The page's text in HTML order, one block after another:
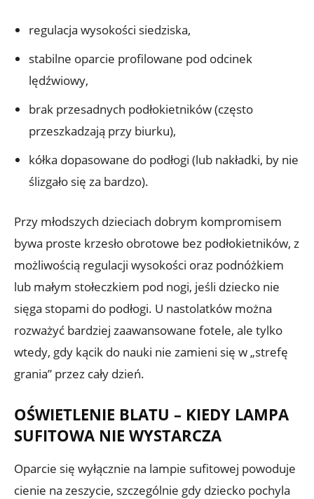
regulacja wysokości siedziska,
stabilne oparcie profilowane pod odcinek
lędźwiowy,
brak przesadnych podłokietników (często
przeszkadzają przy biurku),
kółka dopasowane do podłogi (lub nakładki, by nie
ślizgało się za bardzo).
Przy młodszych dzieciach dobrym kompromisem
bywa proste krzesło obrotowe bez podłokietników, z
możliwością regulacji wysokości oraz podnóżkiem
lub małym stołeczkiem pod nogi, jeśli dziecko nie
sięga stopami do podłogi. U nastolatków można
rozważyć bardziej zaawansowane fotele, ale tylko
wtedy, gdy kącik do nauki nie zamieni się w „strefę
grania” przez cały dzień.
OŚWIETLENIE BLATU – KIEDY LAMPA
SUFITOWA NIE WYSTARCZA
Oparcie się wyłącznie na lampie sufitowej powoduje
cienie na zeszycie, szczególnie gdy dziecko pochyla